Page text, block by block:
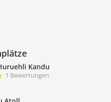
Kandu
1 Bewertungen